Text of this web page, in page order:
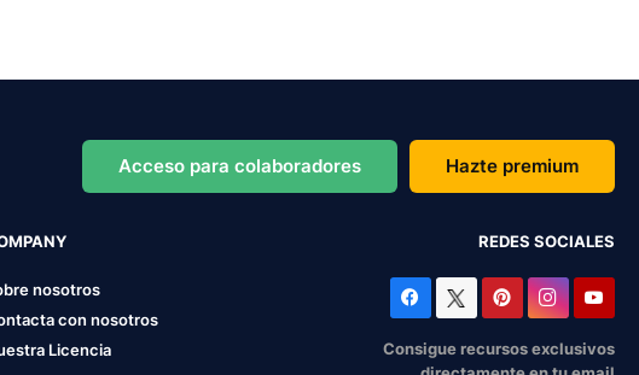
Acceso para colaboradores Hazte premium
nosotros
con nosotros
Licencia
REDES SOCIALES
Consigue recursos exclusivos